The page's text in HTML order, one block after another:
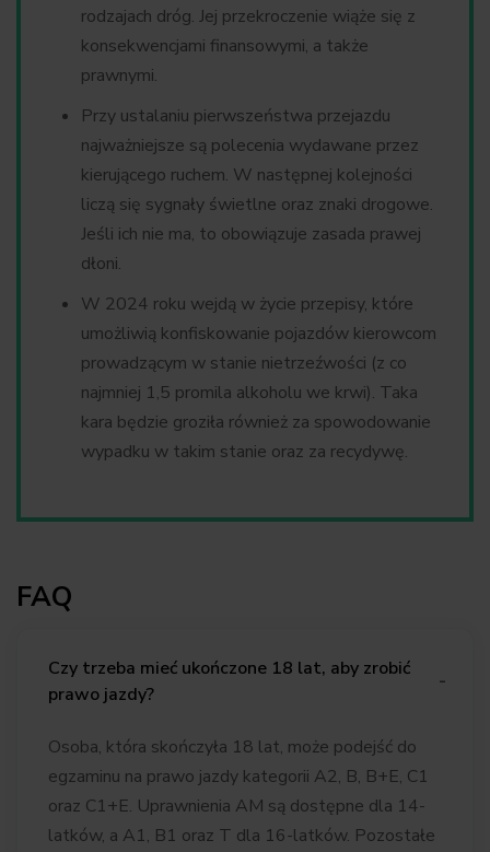
rodzajach dróg. Jej przekroczenie wiąże się z
konsekwencjami finansowymi, a także
prawnymi.
Przy ustalaniu pierwszeństwa przejazdu
najważniejsze są polecenia wydawane przez
kierującego ruchem. W następnej kolejności
liczą się sygnały świetlne oraz znaki drogowe.
Jeśli ich nie ma, to obowiązuje zasada prawej
dłoni.
W 2024 roku wejdą w życie przepisy, które
umożliwią konfiskowanie pojazdów kierowcom
prowadzącym w stanie nietrzeźwości (z co
najmniej 1,5 promila alkoholu we krwi). Taka
kara będzie groziła również za spowodowanie
wypadku w takim stanie oraz za recydywę.
FAQ
Czy trzeba mieć ukończone 18 lat, aby zrobić
prawo jazdy?
Osoba, która skończyła 18 lat, może podejść do
egzaminu na prawo jazdy kategorii A2, B, B+E, C1
oraz C1+E. Uprawnienia AM są dostępne dla 14-
latków, a A1, B1 oraz T dla 16-latków. Pozostałe